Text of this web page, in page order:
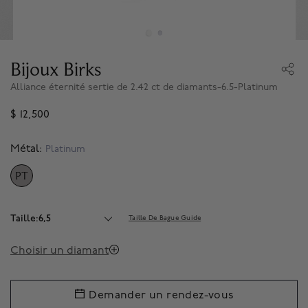
Bijoux Birks
Alliance éternité sertie de 2.42 ct de diamants-6.5-Platinum
$ 12,500
Métal: Platinum
PTSELECTED
Taille:6,5 Taille De Bague Guide
Choisir un diamant
Demander un rendez-vous